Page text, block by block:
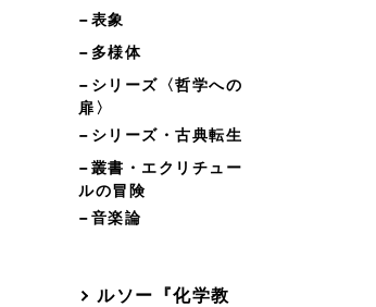
−表象
−多様体
−シリーズ〈哲学への
扉〉
−シリーズ・古典転生
−叢書・エクリチュー
ルの冒険
−音楽論
ルソー『化学教